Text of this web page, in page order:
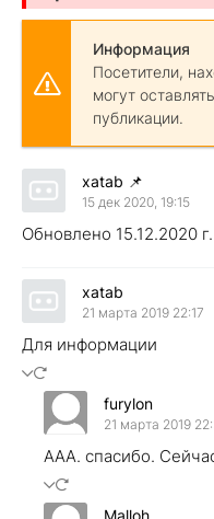
Информация
Посетители,
могут
публикации.
xatab 📌
15 дек 2020, 19:15
Обновлено 15.12.2020 г.
xatab
21 марта 2019 22:17
Для информации
furylon
21 марта 2019
ААА. спасибо.
Malloh